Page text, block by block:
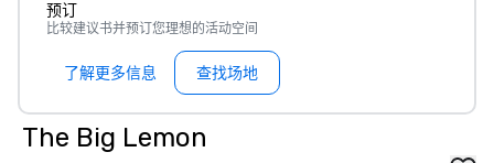
预订
比较建议书并预订您理想的活动空间
了解更多信息 查找场地
The Big Lemon